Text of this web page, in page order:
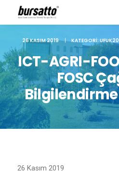
26 KASIM 2019 | KATEGORI:
ICT-AGRI-
FOSC
Bilgilendirme
26 Kasım 2019